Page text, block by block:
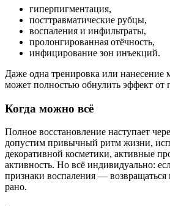
гиперпигментация,
посттравматические рубцы,
воспаления и инфильтраты,
пролонгированная отёчность,
инфицирование зон инъекций.
Даже одна тренировка или нанесение
может полностью обнулить эффект от
Когда можно всё
Полное восстановление наступает
допустим привычный ритм жизни,
декоративной косметики, активные
активность. Но всё индивидуально:
признаки воспаления — возвращаться
рано.